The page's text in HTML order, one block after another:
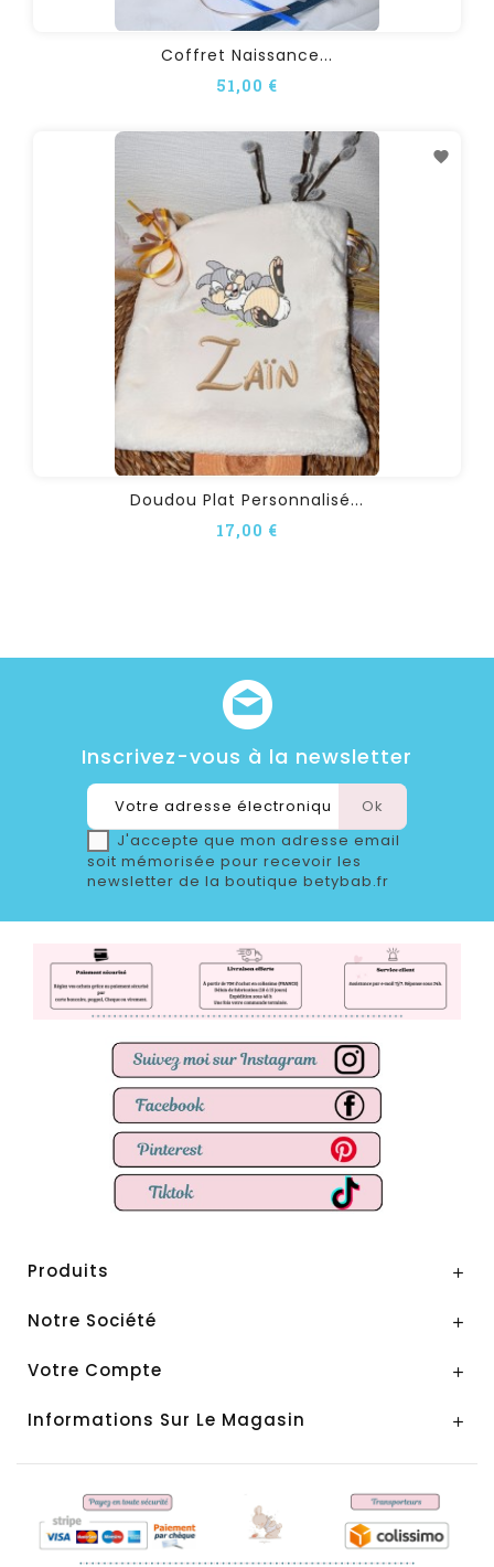
Coffret Naissance...
51,00 €
Doudou Plat Personnalisé...
17,00 €
Inscrivez-vous à la newsletter
J'accepte que mon adresse email
soit mémorisée pour recevoir les
newsletter de la boutique betybab.fr
Produits 
Notre Société 
Votre Compte 
Informations Sur Le Magasin 